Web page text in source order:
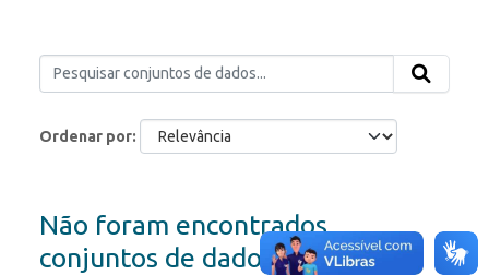
Ordenar por
Não foram encontrados
conjuntos de dados